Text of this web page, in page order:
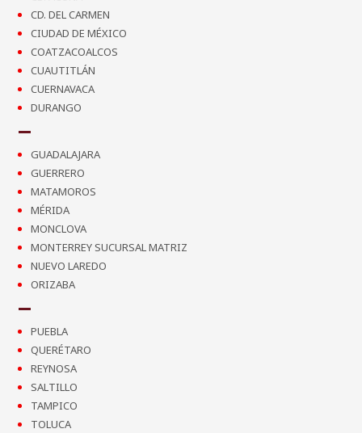
CD. DEL CARMEN
CIUDAD DE MÉXICO
COATZACOALCOS
CUAUTITLÁN
CUERNAVACA
DURANGO
GUADALAJARA
GUERRERO
MATAMOROS
MÉRIDA
MONCLOVA
MONTERREY SUCURSAL MATRIZ
NUEVO LAREDO
ORIZABA
PUEBLA
QUERÉTARO
REYNOSA
SALTILLO
TAMPICO
TOLUCA